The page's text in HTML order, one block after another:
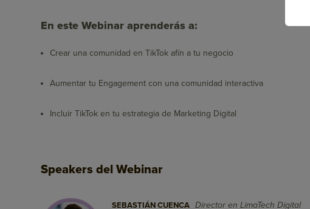
En este Webinar aprenderás a:
Crear una comunidad en TikTok afín a tu negocio
Aumentar tu Engagement con una comunidad interactiva
Incluir TikTok en tu estrategia de Marketing Digital
Speakers del Webinar
SEBASTIÁN CUENCA Director en LimaTech Digital